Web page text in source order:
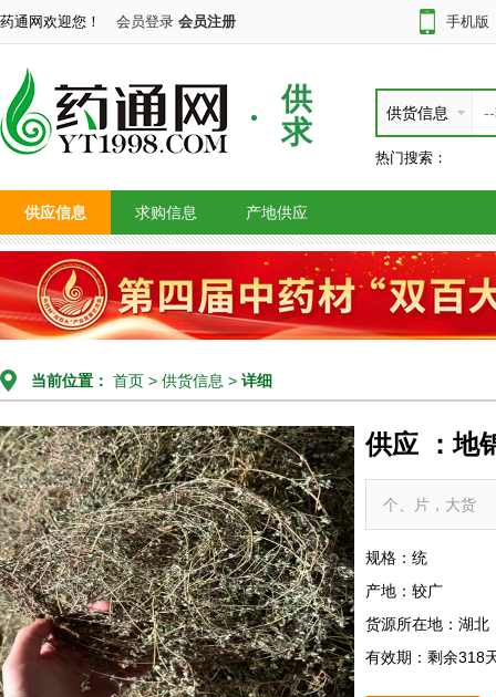
药通网欢迎您！ 会员登录 会员注册 手机版
供
求
供货信息
热门搜索：
供应信息 求购信息 产地供应
当前位置： 首页 > 供货信息 > 详细
供应 ：地
个、片，大货
规格：统
产地：较广
货源所在地：湖北
有效期：剩余318